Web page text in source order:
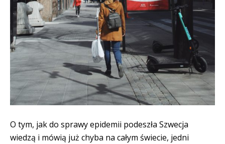
O tym, jak do sprawy epidemii podeszła Szwecja
wiedzą i mówią już chyba na całym świecie, jedni